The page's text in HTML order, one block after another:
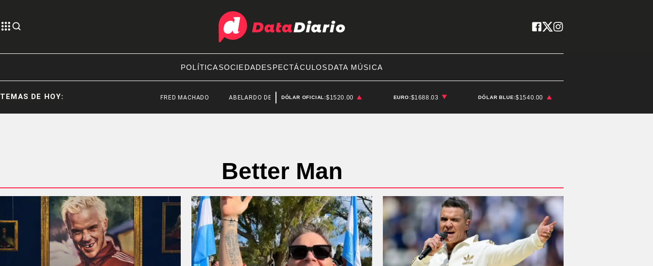
POLÍTICASOCIEDADESPECTÁCULOSDATA MÚSICA
TEMAS DE HOY: FRED MACHADO ABELARDO DE LA ESPRIELLA SENADO
DÓLAR OFICIAL:$1520.00 EURO:$1688.03 DÓLAR BLUE:$1540.00
Better Man